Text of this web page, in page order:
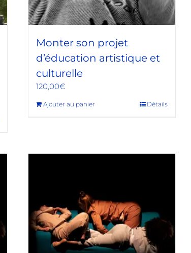
Monter son projet
d’éducation artistique et
culturelle
120,00€
Ajouter au panier Détails